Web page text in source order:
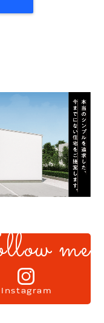
me
Instagram